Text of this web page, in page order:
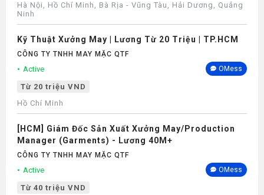
Hà Nội, Hồ Chí Minh, Bà Rịa - Vũng Tàu, Hải Dương, Quảng
Ninh
Kỹ Thuật Xưởng May | Lương Từ 20 Triệu | TP.HCM
CÔNG TY TNHH MAY MẶC QTF
Active OMess
Từ 20 triệu VND
Hồ Chí Minh
[HCM] Giám Đốc Sản Xuất Xưởng May/Production
Manager (Garments) - Lương 40M+
CÔNG TY TNHH MAY MẶC QTF
Active OMess
Từ 40 triệu VND